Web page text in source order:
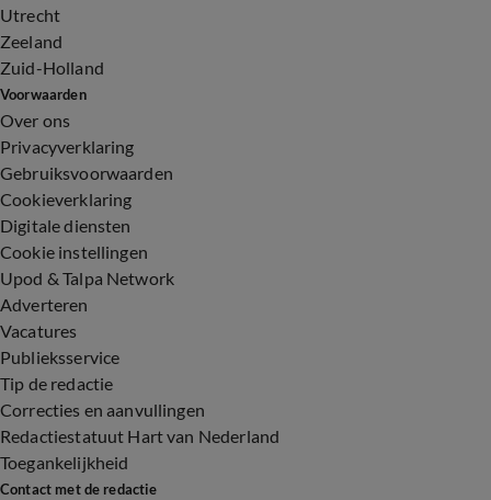
Utrecht
Zeeland
Zuid-Holland
Voorwaarden
Over ons
Privacyverklaring
Gebruiksvoorwaarden
Cookieverklaring
Digitale diensten
Cookie instellingen
Upod & Talpa Network
Adverteren
Vacatures
Publieksservice
Tip de redactie
Correcties en aanvullingen
Redactiestatuut Hart van Nederland
Toegankelijkheid
Contact met de redactie